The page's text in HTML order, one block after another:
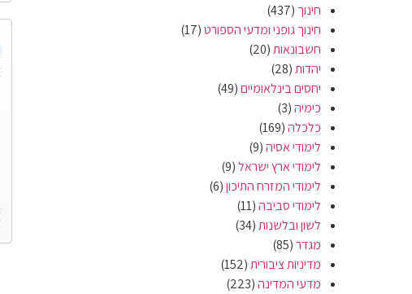
חינוך (437)
חינוך גופני ומדעי הספורט(17)
חשבונאות(20)
יהדות(28)
יחסים בינלאומיים(49)
כימיה(3)
כלכלה(169)
לימודי אסיה(9)
לימודי ארץ ישראל(9)
לימודי המזרח התיכון(6)
לימודי סביבה(11)
לשון ובלשנות(34)
מגדר(85)
מדיניות ציבורית(152)
מדעי המדינה(223)